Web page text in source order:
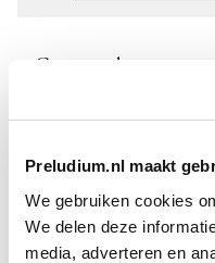
Preludium.nl maakt
We gebruiken cookies
We delen deze
media, adverteren en
Geen resultaten